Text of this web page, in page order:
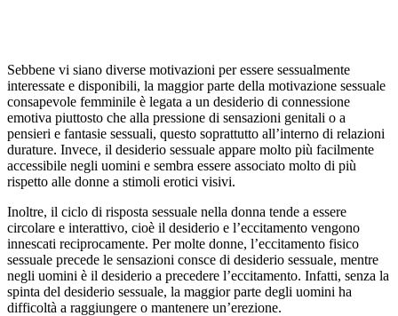
Sebbene vi siano diverse motivazioni per essere sessualmente
interessate e disponibili, la maggior parte della motivazione sessuale
consapevole femminile è legata a un desiderio di connessione
emotiva piuttosto che alla pressione di sensazioni genitali o a
pensieri e fantasie sessuali, questo soprattutto all’interno di relazioni
durature. Invece, il desiderio sessuale appare molto più facilmente
accessibile negli uomini e sembra essere associato molto di più
rispetto alle donne a stimoli erotici visivi.
Inoltre, il ciclo di risposta sessuale nella donna tende a essere
circolare e interattivo, cioè il desiderio e l’eccitamento vengono
innescati reciprocamente. Per molte donne, l’eccitamento fisico
sessuale precede le sensazioni consce di desiderio sessuale, mentre
negli uomini è il desiderio a precedere l’eccitamento. Infatti, senza la
spinta del desiderio sessuale, la maggior parte degli uomini ha
difficoltà a raggiungere o mantenere un’erezione.